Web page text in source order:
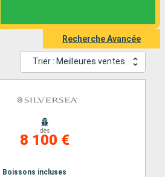
Recherche Avancée
Trier : Meilleures ventes
dès
8 100 €
Boissons incluses